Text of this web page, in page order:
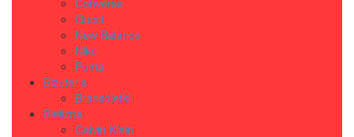
Converse
Gucci
New Balance
Nike
Puma
Biżuteria
Bransoletki
Bielizna
Calvin Klein